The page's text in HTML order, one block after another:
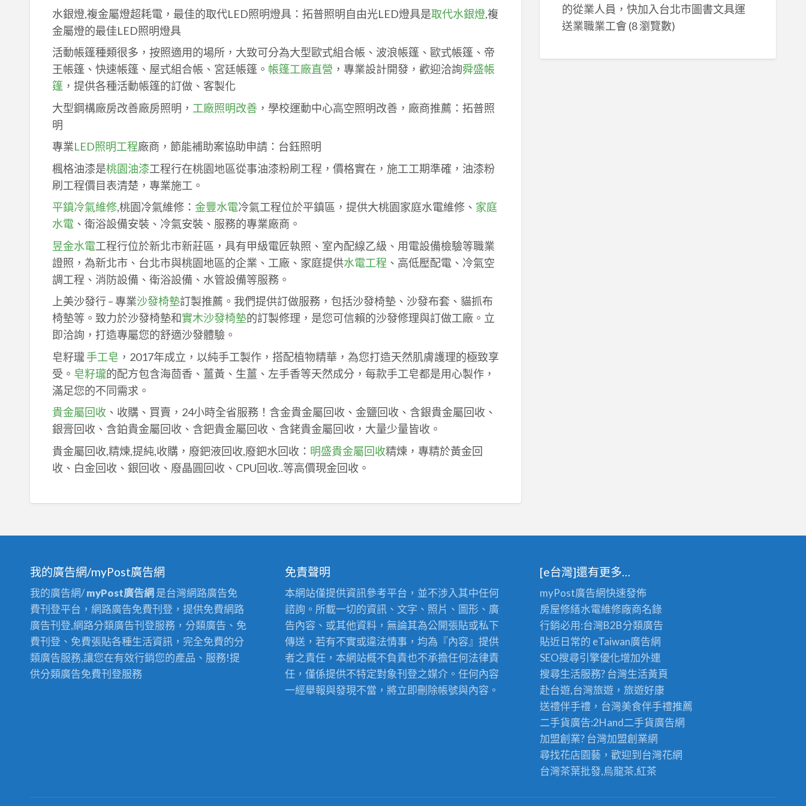
水銀燈,複金屬燈超耗電，最佳的取代LED照明燈具：拓普照明自由光LED燈具是取代水銀燈,複
金屬燈的最佳LED照明燈具
活動帳篷種類很多，按照適用的場所，大致可分為大型歐式組合帳、波浪帳篷、歐式帳篷、帝
王帳篷、快速帳篷、屋式組合帳、宮廷帳篷。 帳篷工廠直營 ，專業設計開發，歡迎洽詢舜盛帳
篷，提供各種活動帳篷的訂做、客製化
大型鋼構廠房改善廠房照明， 工廠照明改善，學校運動中心高空照明改善，廠商推薦：拓普照
明
專業LED照明工程廠商，節能補助案協助申請：台鈺照明
楓格油漆是桃園油漆工程行在桃園地區從事油漆粉刷工程，價格實在，施工工期準確，油漆粉
刷工程價目表清楚，專業施工。
平鎮冷氣維修,桃園冷氣維修： 金豐水電冷氣工程位於平鎮區，提供大桃園家庭水電維修、 家庭
水電、衛浴設備安裝、冷氣安裝、服務的專業廠商。
昱金水電工程行位於新北市新莊區，具有甲級電匠執照、室內配線乙級、用電設備檢驗等職業
證照，為新北市、台北市與桃園地區的企業、工廠、家庭提供水電工程 、高低壓配電、冷氣空
調工程、消防設備、衛浴設備、水管設備等服務。
上美沙發行 – 專業沙發椅墊訂製推薦。我們提供訂做服務，包括沙發椅墊、沙發布套、貓抓布
椅墊等。致力於沙發椅墊和實木沙發椅墊的訂製修理，是您可信賴的沙發修理與訂做工廠。立
即洽詢，打造專屬您的舒適沙發體驗。
皂籽瓏手工皂 ，2017年成立，以純手工製作，搭配植物精華，為您打造天然肌膚護理的極致享
受。 皂籽瓏的配方包含海茴香、薑黃、生薑、左手香等天然成分，每款手工皂都是用心製作，
滿足您的不同需求。
貴金屬回收、收購、買賣，24小時全省服務！含金貴金屬回收、金鹽回收、含銀貴金屬回收、
銀膏回收、含鉑貴金屬回收、含鈀貴金屬回收、含銠貴金屬回收，大量少量皆收。
貴金屬回收,精煉,提純,收購，廢鈀液回收,廢鈀水回收： 明盛貴金屬回收精煉，專精於黃金回
收、白金回收、銀回收、廢晶圓回收、CPU回收..等高價現金回收。
的從業人員，快加入台北市圖書文具運
送業職業工會 (8 瀏覽數)
我的廣告網/myPost廣告網
我的廣告網/myPost廣告網 是台灣網路廣告免
費刊登平台，網路廣告免費刊登，提供免費網路
廣告刊登,網路分類廣告刊登服務，分類廣告、免
費刊登、免費張貼各種生活資訊，完全免費的分
類廣告服務,讓您在有效行銷您的產品、服務!提
供分類廣告免費刊登服務
免責聲明
本網站僅提供資訊參考平台，並不涉入其中任何
諮詢。所載一切的資訊、文字、照片、圖形、廣
告內容、或其他資料，無論其為公開張貼或私下
傳送，若有不實或違法情事，均為『內容』提供
者之責任，本網站概不負責也不承擔任何法律責
任，僅係提供不特定對象刊登之媒介。任何內容
一經舉報與發現不當，將立即刪除帳號與內容。
[e台灣]還有更多…
myPost廣告網快速發佈
房屋修繕水電維修廠商名錄
行銷必用:台灣B2B分類廣告
貼近日常的 eTaiwan廣告網
SEO搜尋引擎優化增加外連
搜尋生活服務? 台灣生活黃頁
赴台遊,台灣旅遊 ，旅遊好康
送禮伴手禮，台灣美食伴手禮推薦
二手貨廣告:2Hand二手貨廣告網
加盟創業? 台灣加盟創業網
尋找花店園藝，歡迎到 台灣花網
台灣茶葉批發,烏龍茶,紅茶